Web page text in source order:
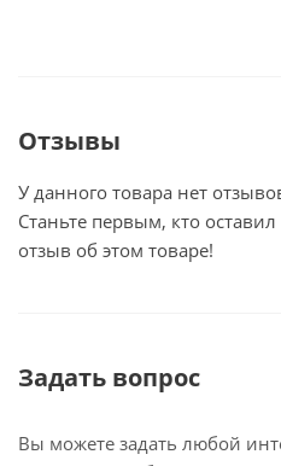
Отзывы
У данного товара нет
Станьте первым, кто оставил
отзыв об этом товаре!
Задать вопрос
Вы можете задать любой